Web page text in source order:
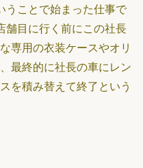
うことで始まった仕事で
舗目に行く前にこの社長
専用の衣装ケースやオリ
最終的に社長の車にレン
を積み替えて終了という